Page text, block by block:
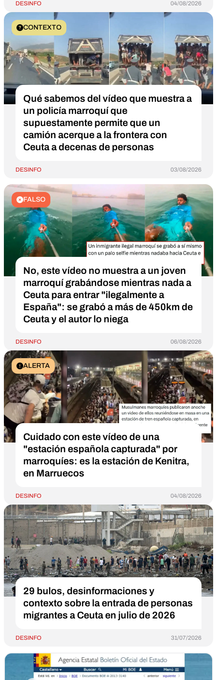
DESINFO 04/08/2026
CONTEXTO
Qué sabemos del vídeo que muestra a
un policía marroquí que
supuestamente permite que un
camión acerque a la frontera con
Ceuta a decenas de personas
DESINFO 03/08/2026
FALSO
No, este vídeo no muestra a un joven
marroquí grabándose mientras nada a
Ceuta para entrar "ilegalmente a
España": se grabó a más de 450km de
Ceuta y el autor lo niega
DESINFO 06/08/2026
ALERTA
Cuidado con este vídeo de una
"estación española capturada" por
marroquíes: es la estación de Kenitra,
en Marruecos
DESINFO 04/08/2026
29 bulos, desinformaciones y
contexto sobre la entrada de personas
migrantes a Ceuta en julio de 2026
DESINFO 31/07/2026